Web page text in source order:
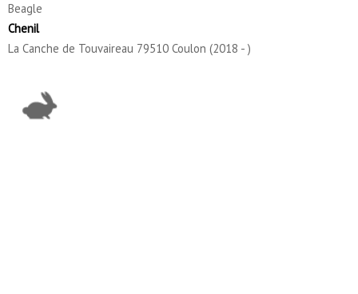
Beagle
Chenil
La Canche de Touvaireau 79510 Coulon (2018 - )